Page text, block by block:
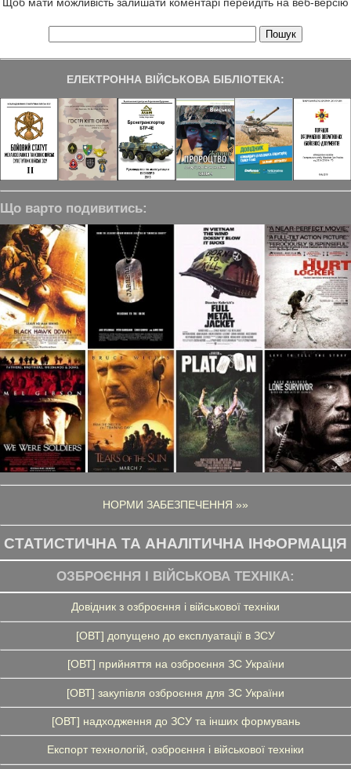
Щоб мати можливість залишати коментарі перейдіть на веб-версію
ЕЛЕКТРОННА ВІЙСЬКОВА БІБЛІОТЕКА:
Що варто подивитись:
НОРМИ ЗАБЕЗПЕЧЕННЯ »»
СТАТИСТИЧНА ТА АНАЛІТИЧНА ІНФОРМАЦІЯ
ОЗБРОЄННЯ І ВІЙСЬКОВА ТЕХНІКА:
Довідник з озброєння і військової техніки
[ОВТ] допущено до експлуатації в ЗСУ
[ОВТ] прийняття на озброєння ЗС України
[ОВТ] закупівля озброєння для ЗС України
[ОВТ] надходження до ЗСУ та інших формувань
Експорт технологій, озброєння і військової техніки